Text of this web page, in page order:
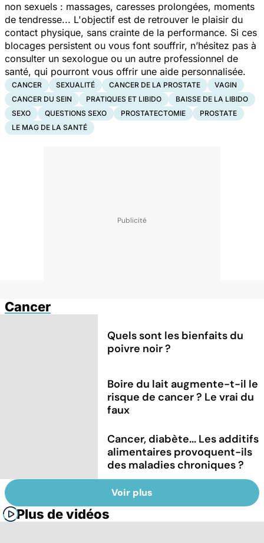
non sexuels : massages, caresses prolongées, moments
de tendresse... L'objectif est de retrouver le plaisir du
contact physique, sans crainte de la performance. Si ces
blocages persistent ou vous font souffrir, n’hésitez pas à
consulter un sexologue ou un autre professionnel de
santé, qui pourront vous offrir une aide personnalisée.
CANCER SEXUALITÉ CANCER DE LA PROSTATE
VAGIN
CANCER DU SEIN
PRATIQUES ET LIBIDO
BAISSE DE LA LIBIDO
SEXO
QUESTIONS SEXO PROSTATECTOMIE
PROSTATE
LE MAG DE LA SANTÉ
Cancer
Quels sont les bienfaits du
poivre noir ?
Boire du lait augmente-t-il le
risque de cancer ? Le vrai du
faux
Cancer, diabète... Les additifs
alimentaires provoquent-ils
des maladies chroniques ?
Voir plus
Plus de vidéos